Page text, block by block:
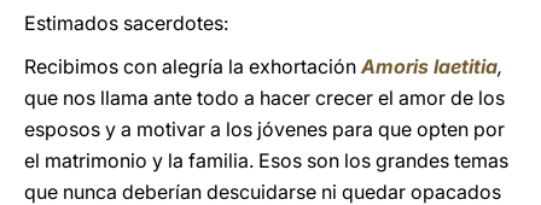
Estimados sacerdotes:
Recibimos con alegría la exhortaciónAmoris laetitia,
que nos llama ante todo a hacer crecer el amor de los
esposos y a motivar a los jóvenes para que opten por
el matrimonio y la familia. Esos son los grandes temas
que nunca deberían descuidarse ni quedar opacados